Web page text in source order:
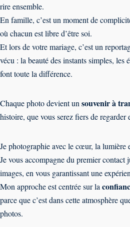
rire ensemble.
En famille, c’est un moment de
où chacun est libre d’être soi.
Et lors de votre mariage, c’est un
vécu : la beauté des instants simples, les
font toute la différence.
Chaque photo devient un souvenir à
histoire, que vous serez fiers de
Je photographie avec le cœur, la lumière
Je vous accompagne du premier contact
images, en vous garantissant une
Mon approche est centrée sur la
parce que c’est dans cette atmosphère
photos.